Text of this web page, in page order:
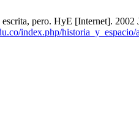
pero. HyE [Internet].
index.php/